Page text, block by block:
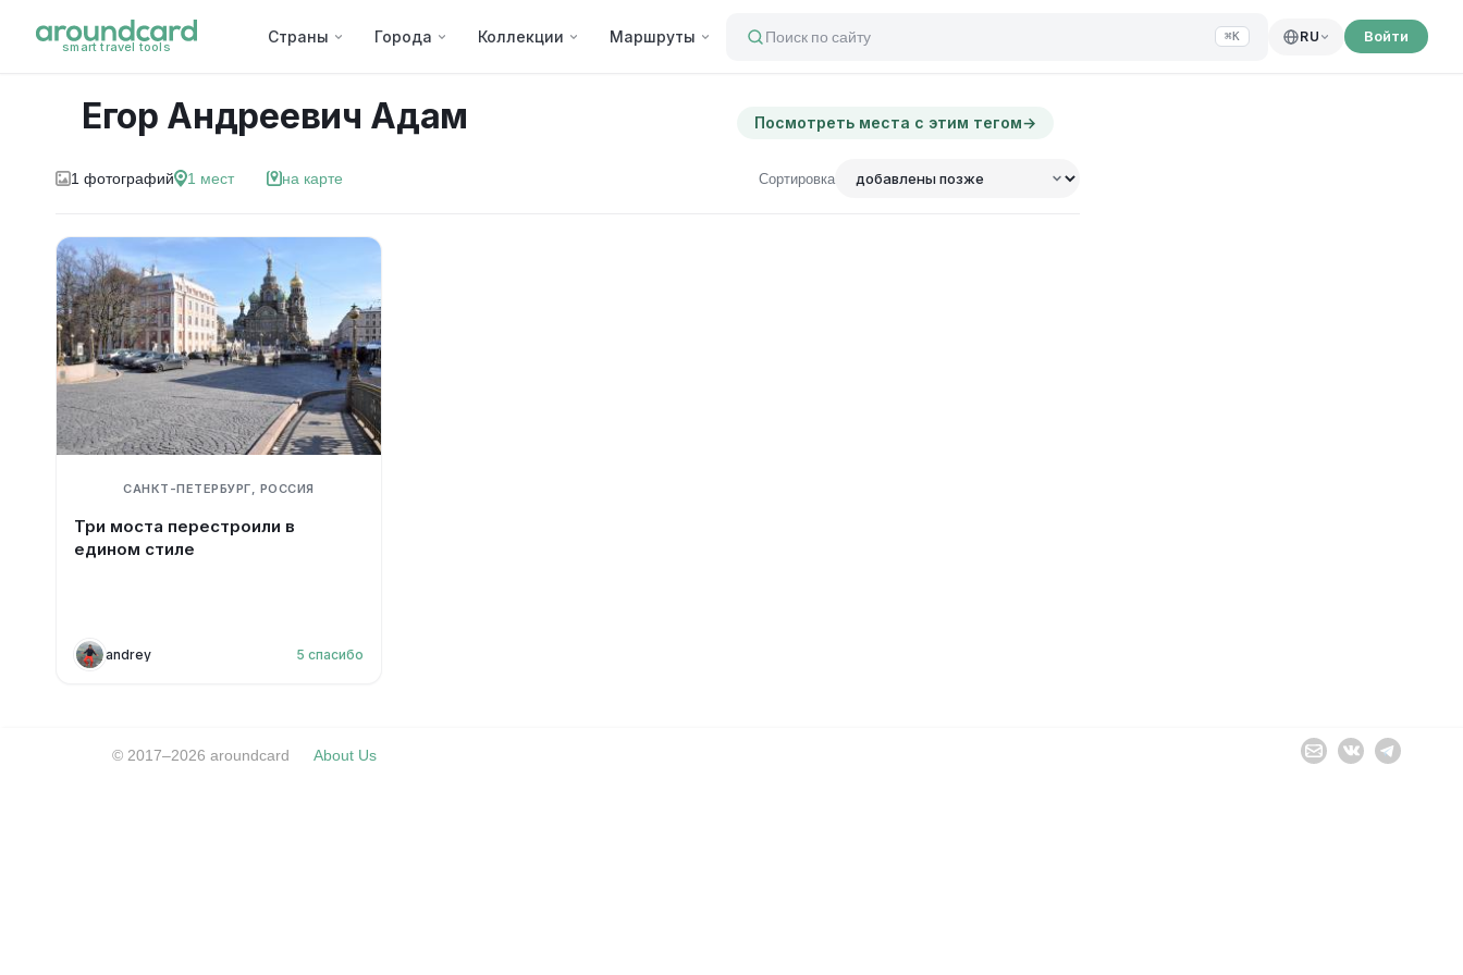
smart travel tools
Страны Города Коллекции Маршруты Поиск по сайту ⌘K RU Войти
Егор Андреевич Адам Посмотреть места с этим тегом→
1 фотографий 1 мест на карте Сортировка
САНКТ-ПЕТЕРБУРГ, РОССИЯ
Три моста перестроили в
едином стиле
andrey 5 спасибо
© 2017–2026 aroundcard About Us